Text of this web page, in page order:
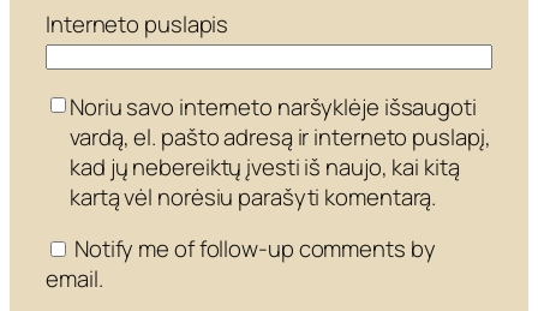
Interneto puslapis
Noriu savo interneto naršyklėje išsaugoti
vardą, el. pašto adresą ir interneto puslapį,
kad jų nebereiktų įvesti iš naujo, kai kitą
kartą vėl norėsiu parašyti komentarą.
Notify me of follow-up comments by
email.